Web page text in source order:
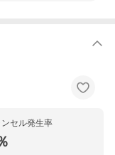
セル発生率